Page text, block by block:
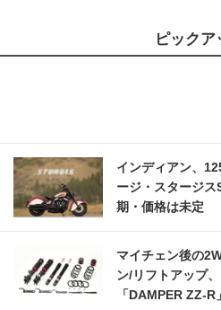
ピックア
インディアン、
ージ・スタージ
期・価格は未定
マイチェン後の
ン/リフトアップ
「DAMPER ZZ-R